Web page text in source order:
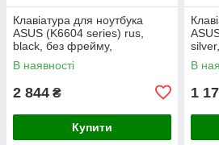
Клавіатура для ноутбука
ASUS (K6604 series) rus,
black, без фрейму,
підсвічування клавіш (Red
Esc)
В наявності
2 844 ₴
Купити
В
1